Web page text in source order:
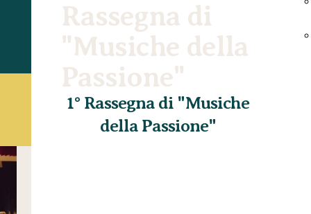
Rassegna di
"Musiche della
Passione"
1° Rassegna di "Musiche
della Passione"